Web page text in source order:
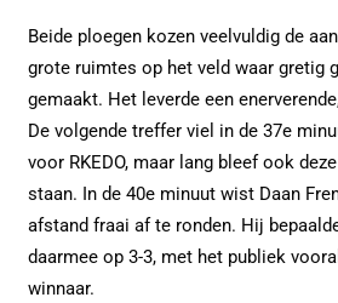
Beide ploegen kozen veelvuldig de
grote ruimtes op het veld waar gretig
gemaakt. Het leverde een
De volgende treffer viel in de 37e
voor RKEDO, maar lang bleef ook
staan. In de 40e minuut wist Daan
afstand fraai af te ronden. Hij
daarmee op 3-3, met het publiek
winnaar.